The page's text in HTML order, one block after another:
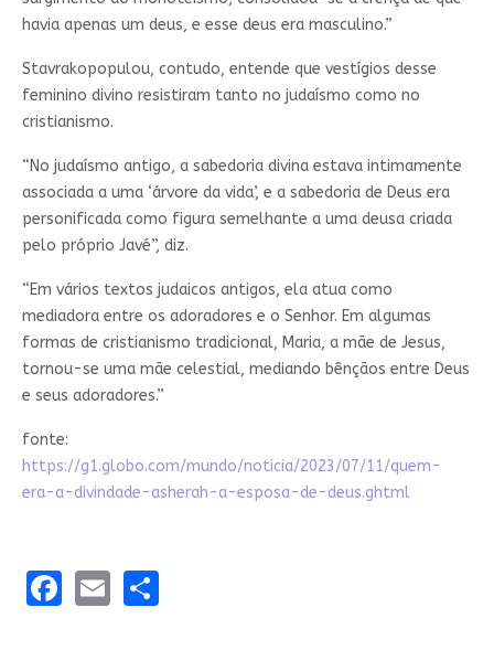
havia apenas um deus, e esse deus era masculino.”
Stavrakopopulou, contudo, entende que vestígios desse
feminino divino resistiram tanto no judaísmo como no
cristianismo.
“No judaísmo antigo, a sabedoria divina estava intimamente
associada a uma ‘árvore da vida’, e a sabedoria de Deus era
personificada como figura semelhante a uma deusa criada
pelo próprio Javé”, diz.
“Em vários textos judaicos antigos, ela atua como
mediadora entre os adoradores e o Senhor. Em algumas
formas de cristianismo tradicional, Maria, a mãe de Jesus,
tornou-se uma mãe celestial, mediando bênçãos entre Deus
e seus adoradores.”
fonte:
https://g1.globo.com/mundo/noticia/2023/07/11/quem-
era-a-divindade-asherah-a-esposa-de-deus.ghtml
Facebook
EmailShare